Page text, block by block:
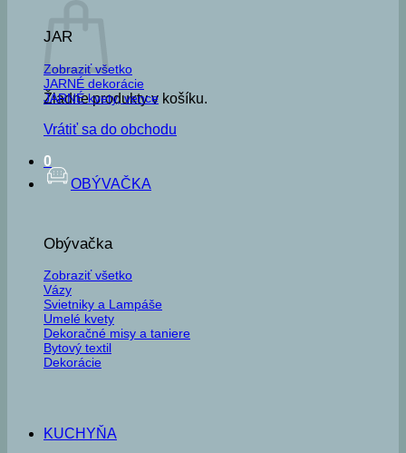
Žiadne produkty v košíku.
Vrátiť sa do obchodu
0
JAR
Zobraziť všetko
JARNÉ dekorácie
JARNÉ kvety, vence
OBÝVAČKA
Obývačka
Zobraziť všetko
Vázy
Svietniky a Lampáše
Umelé kvety
Dekoračné misy a taniere
Bytový textil
Dekorácie
KUCHYŇA